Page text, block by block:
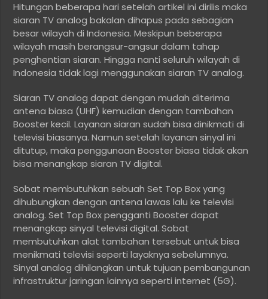
Hitungan beberapa hari setelah artikel ini dirilis maka
siaran TV analog bakalan dihapus pada sebagian
besar wilayah di Indonesia. Meskipun beberapa
wilayah masih berangsur-angsur dalam tahap
penghentian siaran. Hingga nanti seluruh wilayah di
Indonesia tidak lagi menggunakan siaran TV analog.
Siaran TV analog dapat dengan mudah diterima
antena biasa (UHF) kemudian dengan tambahan
Booster kecil. Layanan siaran sudah bisa dinikmati di
televisi biasanya. Namun setelah layanan sinyal ini
ditutup, maka penggunaan Booster biasa tidak akan
bisa menangkap siaran TV digital.
Sobat membutuhkan sebuah Set Top Box yang
dihubungkan dengan antena lawas lalu ke televisi
analog. Set Top Box pengganti Booster dapat
menangkap sinyal televisi digital. Sobat
membutuhkan alat tambahan tersebut untuk bisa
menikmati televisi seperti layaknya sebelumnya.
Sinyal analog dihilangkan untuk tujuan pembangunan
infrastruktur jaringan lainnya seperti internet (5G).